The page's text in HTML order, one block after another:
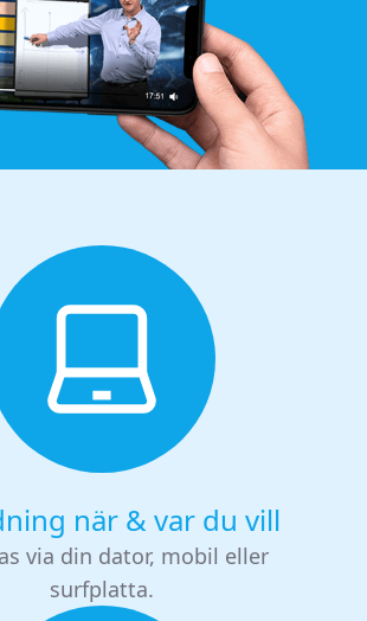
när & var du vill
via din dator, mobil eller
surfplatta.